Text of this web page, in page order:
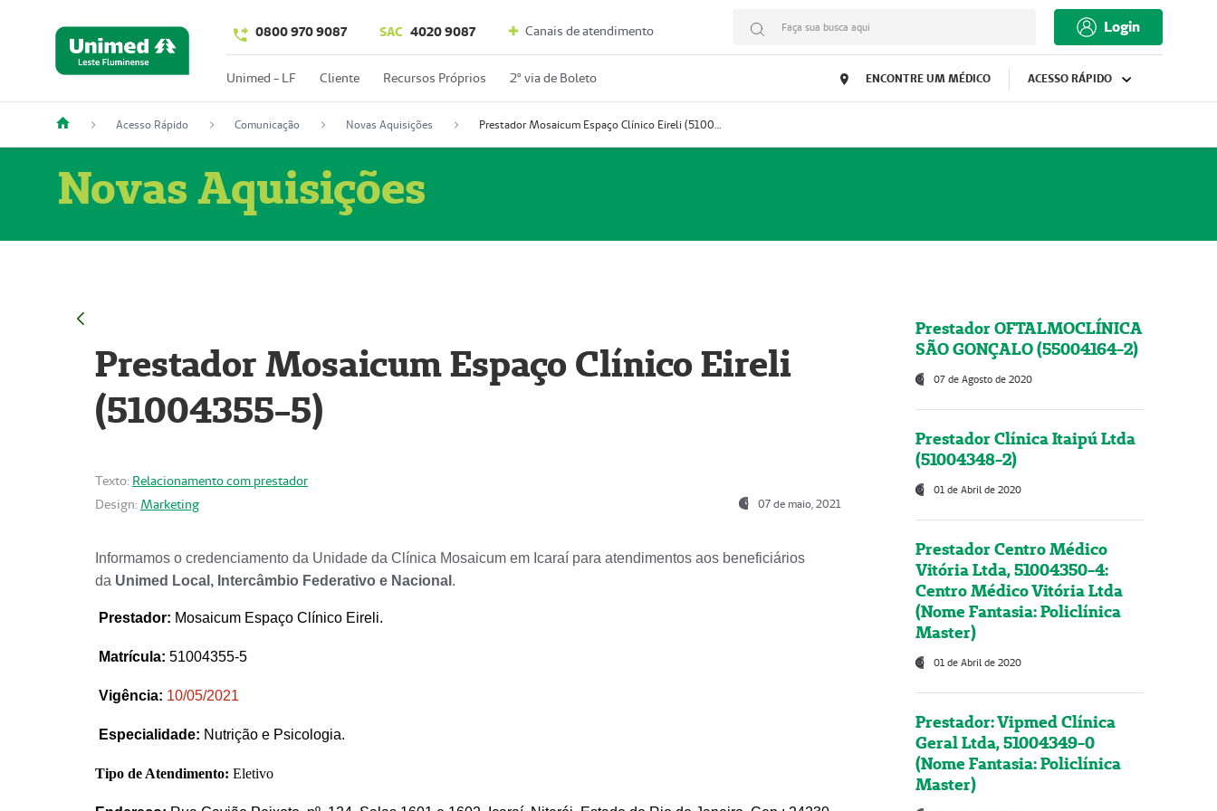
0800 970 9087 SAC 4020 9087 Canais de atendimento Faça sua busca aqui Login
Unimed - LF Cliente Recursos Próprios 2º via de Boleto ENCONTRE UM MÉDICO ACESSO RÁPIDO
Acesso Rápido Comunicação Novas Aquisições Prestador Mosaicum Espaço Clínico Eireli (51004355-5)
Novas Aquisições
Prestador Mosaicum Espaço Clínico Eireli
(51004355-5)
Texto: Relacionamento com prestador
Design: Marketing 07 de maio, 2021
Informamos o credenciamento da Unidade da Clínica Mosaicum em Icaraí para atendimentos aos beneficiários
da Unimed Local, Intercâmbio Federativo e Nacional .
Prestador: Mosaicum Espaço Clínico Eireli.
Matrícula: 51004355-5
Vigência: 10/05/2021
Especialidade: Nutrição e Psicologia.
Tipo de Atendimento: Eletivo
Prestador OFTALMOCLÍNICA
SÃO GONÇALO (55004164-2)
07 de Agosto de 2020
Prestador Clínica Itaipú Ltda
(51004348-2)
01 de Abril de 2020
Prestador Centro Médico
Vitória Ltda, 51004350-4:
Centro Médico Vitória Ltda
(Nome Fantasia: Policlínica
Master)
01 de Abril de 2020
Prestador: Vipmed Clínica
Geral Ltda, 51004349-0
(Nome Fantasia: Policlínica
Master)